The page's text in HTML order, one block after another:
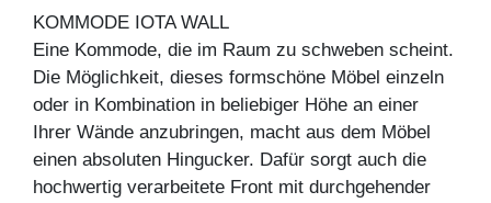
KOMMODE IOTA WALL
Eine Kommode, die im Raum zu schweben scheint.
Die Möglichkeit, dieses formschöne Möbel einzeln
oder in Kombination in beliebiger Höhe an einer
Ihrer Wände anzubringen, macht aus dem Möbel
einen absoluten Hingucker. Dafür sorgt auch die
hochwertig verarbeitete Front mit durchgehender